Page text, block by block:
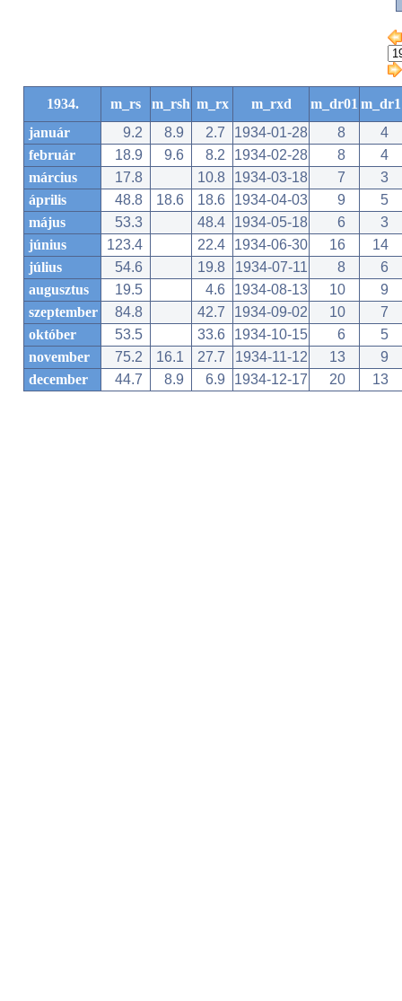
1934. m_rs m_rsh m_rx m_rxd m_dr01 m_dr1
január
9.2 8.9 2.7 1934-01-28 8
4
február
18.9 9.6 8.2 1934-02-28 8
4
március
17.8 10.8 1934-03-18 7
3
április
48.8 18.6 18.6 1934-04-03 9
5
május
53.3 48.4 1934-05-18 6
3
június
123.4 22.4 1934-06-30 16
14
július
54.6 19.8 1934-07-11 8
6
augusztus
19.5 4.6 1934-08-13 10
9
szeptember
84.8 42.7 1934-09-02 10
7
október
53.5 33.6 1934-10-15 6
5
november
75.2 16.1 27.7 1934-11-12 13
9
december
44.7 8.9 6.9 1934-12-17 20 13